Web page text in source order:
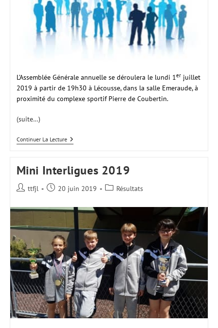
L’Assemblée Générale annuelle se déroulera le lundi 1erjuillet
2019 à partir de 19h30 à Lécousse, dans la salle Emeraude, à
proximité du complexe sportif Pierre de Coubertin.
(suite…)
Continuer La LectureAssemblée
Mini Interligues 2019
Auteur/autrice
la
publication :
ttfjl
Publication
20 juin 2019
PostRésultats